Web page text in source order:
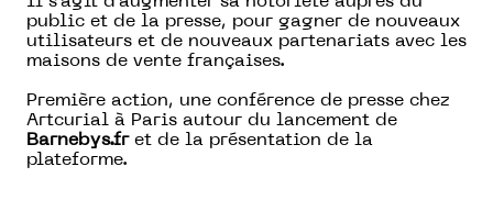
public et de la presse, pour gagner de nouveaux
utilisateurs et de nouveaux partenariats avec les
maisons de vente françaises.
Première action, une conférence de presse chez
Artcurial à Paris autour du lancement de
Barnebys.fret de la présentation de la
plateforme.